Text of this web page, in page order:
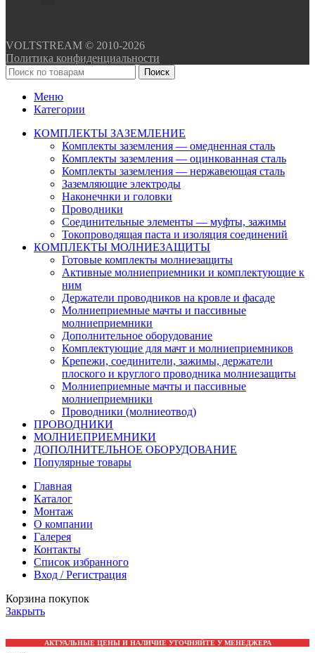
VOLTSTREAM © 2010-2026
Политика конфиденциальности
Поиск
Меню
Категории
КОМПЛЕКТЫ ЗАЗЕМЛЕНИЕ
Комплекты заземления — омедненная сталь
Комплекты заземления — оцинкованная сталь
Комплекты заземления — нержавеющая сталь
Заземляющие электроды
Наконечнки и головки
Проводники
Соединительные элементы — муфты, зажимы
Токопроводящая паста и изоляция соединений
КОМПЛЕКТЫ МОЛНИЕЗАЩИТЫ
Готовые комплекты молниезащиты
Активные молниеприемники и комплектующие к
ним
Держатели проводников на кровле и фасаде
Молниеприемные мачты и пассивные
молниеприемники
Дополнительное оборудование
Комплектующие для мачт и молниеприемников
Крепежи, соединители, зажимы, держатели
плоского и круглого проводника молниезащиты
Молниеприемные мачты и пассивные
молниеприемники
Проводники (молниеотвод)
ПРОВОДНИКИ
МОЛНИЕПРИЕМНИКИ
ДОПОЛНИТЕЛЬНОЕ ОБОРУДОВАНИЕ
Популярные товары
Главная
Каталог
Монтаж
О компании
Галерея
Контакты
Список избранного
Вход / Регистрация
Корзина покупок
Закрыть
АКТУАЛЬНЫЕ ЦЕНЫ И НАЛИЧИЕ УТОЧНЯЙТЕ У МЕНЕДЖЕРА